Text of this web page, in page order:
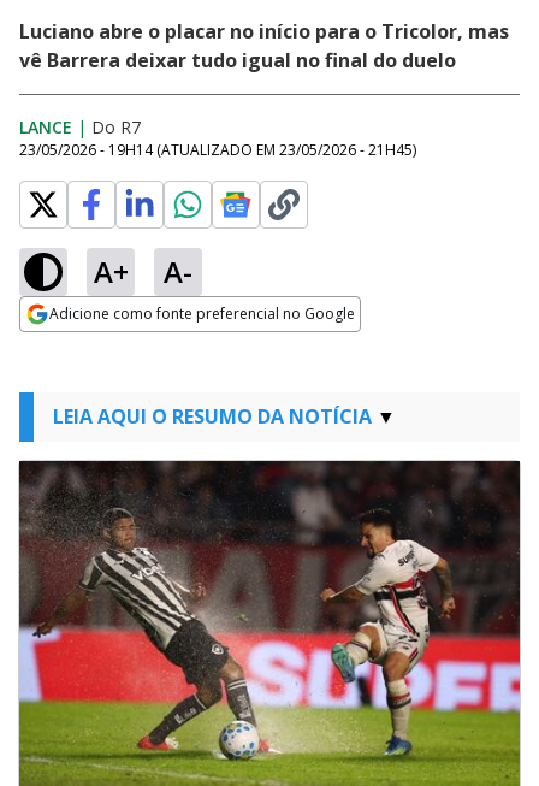
Luciano abre o placar no início para o Tricolor, mas
vê Barrera deixar tudo igual no final do duelo
LANCE | Do R7
23/05/2026 - 19H14 (ATUALIZADO EM 23/05/2026 - 21H45)
A+ A-
Adicione como fonte preferencial no Google
LEIA AQUI O RESUMO DA NOTÍCIA